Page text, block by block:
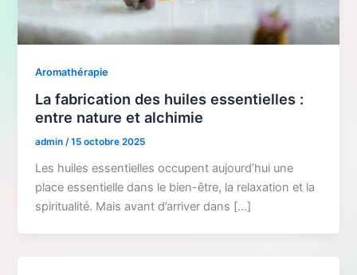
Aromathérapie
La fabrication des huiles essentielles :
entre nature et alchimie
admin/15 octobre 2025
Les huiles essentielles occupent aujourd’hui une
place essentielle dans le bien-être, la relaxation et la
spiritualité. Mais avant d’arriver dans […]